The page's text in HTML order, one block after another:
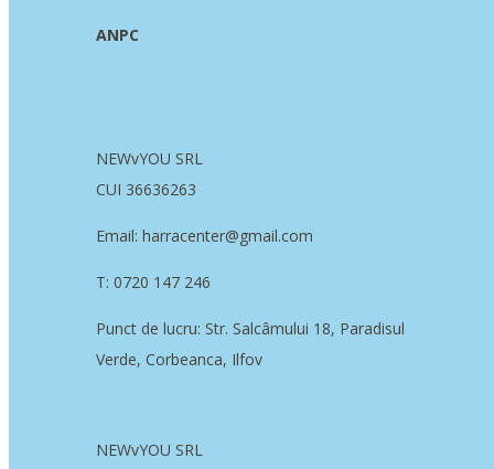
ANPC
NEWvYOU SRL
CUI 36636263
Email: harracenter@gmail.com
T: 0720 147 246
Punct de lucru: Str. Salcâmului 18, Paradisul
Verde, Corbeanca, Ilfov
NEWvYOU SRL